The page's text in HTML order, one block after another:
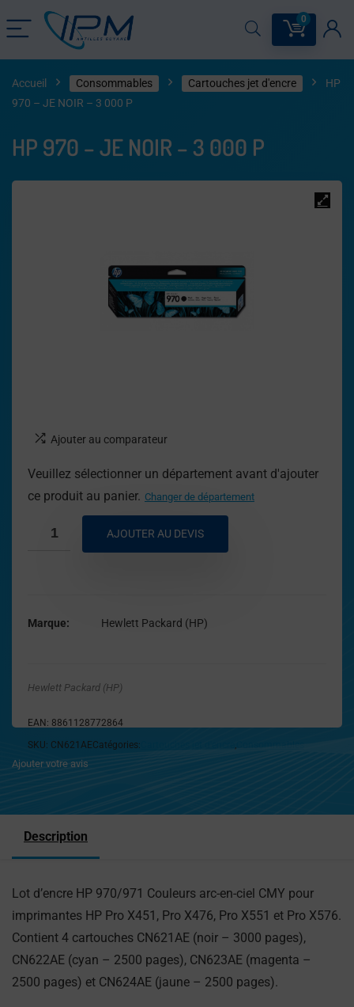
0
Accueil Consommables Cartouches jet d'encre
HP
970 – JE NOIR – 3 000 P
HP 970 – JE NOIR – 3 000 P
Ajouter au comparateur
Veuillez sélectionner un département avant d'ajouter
ce produit au panier. Changer de département
AJOUTER AU DEVIS
Marque Hewlett Packard (HP)
Hewlett Packard (HP)
EAN: 8861128772864
SKU: CN621AECatégories: ,
Ajouter votre avis
Description
Lot d’encre HP 970/971 Couleurs arc-en-ciel CMY pour
imprimantes HP Pro X451, Pro X476, Pro X551 et Pro X576.
Contient 4 cartouches CN621AE (noir – 3000 pages),
CN622AE (cyan – 2500 pages), CN623AE (magenta –
2500 pages) et CN624AE (jaune – 2500 pages).